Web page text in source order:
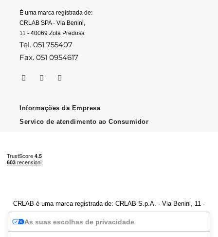
É uma marca registrada de:
CRLAB SPA - Via Benini,
11 - 40069 Zola Predosa
Tel. 051 755407
Fax. 051 0954617
Informações da Empresa
Servico de atendimento ao Consumidor
CRLAB è uma marca registrada de: CRLAB S.p.A. - Via Benini, 11 -
As suas escolhas de privacidade